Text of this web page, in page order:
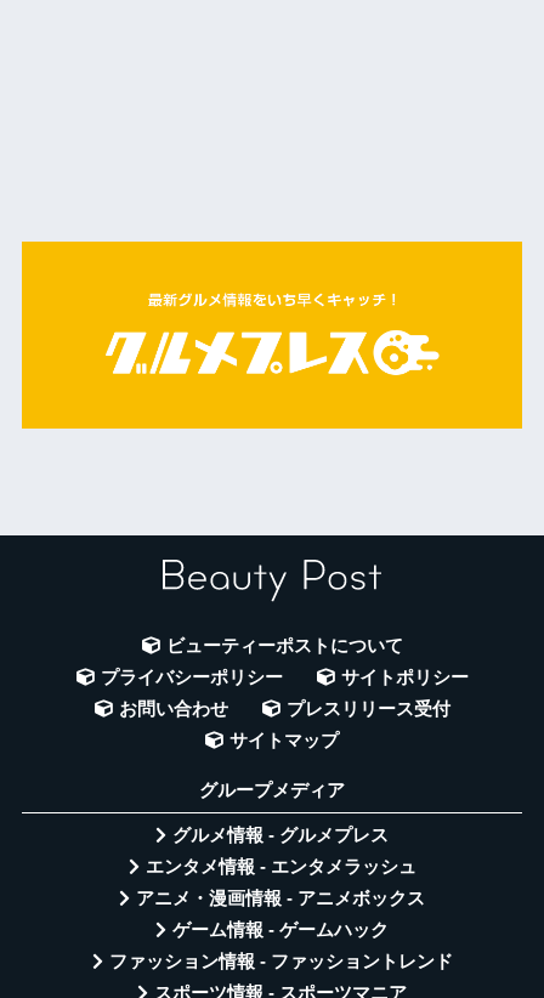
ビューティーポストについて
プライバシーポリシー
サイトポリシー
お問い合わせ
プレスリリース受付
サイトマップ
グループメディア
グルメ情報 - グルメプレス
エンタメ情報 - エンタメラッシュ
アニメ・漫画情報 - アニメボックス
ゲーム情報 - ゲームハック
ファッション情報 - ファッショントレンド
スポーツ情報 - スポーツマニア